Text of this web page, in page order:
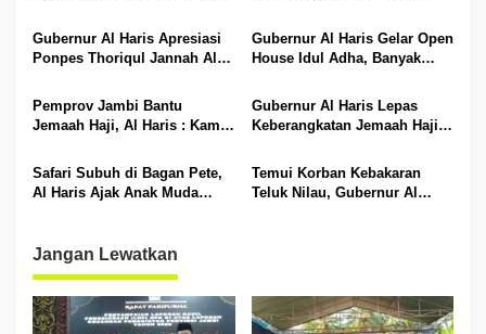
p
o
s
Gubernur Al Haris Apresiasi
Ponpes Thoriqul Jannah Al-
Gratis
Gubernur Al Haris Gelar Open
House Idul Adha, Banyak
Pemprov Jambi Bantu
Jemaah Haji, Al Haris : Kami
Gubernur Al Haris Lepas
Keberangkatan Jemaah Haji
Safari Subuh di Bagan Pete,
Al Haris Ajak Anak Muda
Temui Korban Kebakaran
Teluk Nilau, Gubernur Al
Jangan Lewatkan